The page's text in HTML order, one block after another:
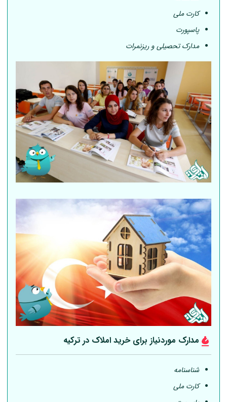
کارت ملی
پاسپورت
مدارک تحصیلی و ریزنمرات
مدارک موردنیاز برای خرید املاک در ترکیه
شناسنامه
کارت ملی